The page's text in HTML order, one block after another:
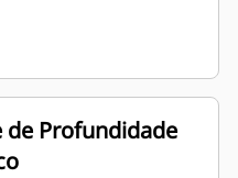
necessidades de
da máquina.
de Profundidade